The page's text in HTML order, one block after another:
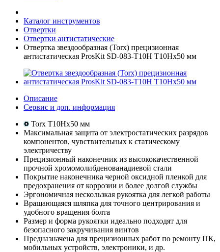
Каталог инструментов
Отвертки
Отвертки антистатические
Отвертка звездообразная (Torx) прецизионная
антистатическая ProsKit SD-083-T10H T10Hx50 мм
Описание
Сервис и доп. информация
Torx T10Hx50 мм
Максимальная защита от электростатических разрядов
компонентов, чувствительных к статическому
электричеству
Прецизионный наконечник из высококачественной
прочной хромомолибденованадиевой стали
Покрытие наконечника черной оксидной пленкой для
предохранения от коррозии и более долгой службы
Эргономичная нескользкая рукоятка для легкой работы
Вращающаяся шляпка для точного центрирования и
удобного вращения болта
Размер и форма рукоятки идеально подходят для
безопасного закручивания винтов
Предназначена для прецизионных работ по ремонту ПК,
мобильных устройств, электроники, и др.